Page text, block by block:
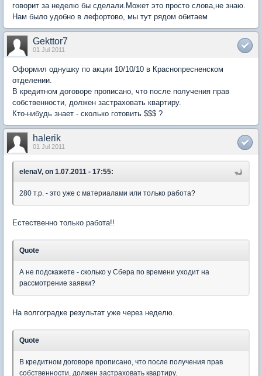
говорит за неделю бы сделали.Может это просто слова,не знаю.
Нам было удобно в лефортово, мы тут рядом обитаем
Gekttor7
01 Jul 2011
Оформил однушку по акции 10/10/10 в Краснопресненском
отделении.
В кредитном договоре прописано, что после получения прав
собственности, должен застраховать квартиру.
Кто-нибудь знает - сколько готовить $$$ ?
halerik
01 Jul 2011
elenaV, on 1.07.2011 - 17:55:
280 т.р. - это уже с материалами или только работа?
Естественно только работа!!
Quote
А не подскажете - сколько у Сбера по времени уходит на
рассмотрение заявки?
На волгоградке результат уже через неделю.
Quote
В кредитном договоре прописано, что после получения прав
собственности, должен застраховать квартиру.